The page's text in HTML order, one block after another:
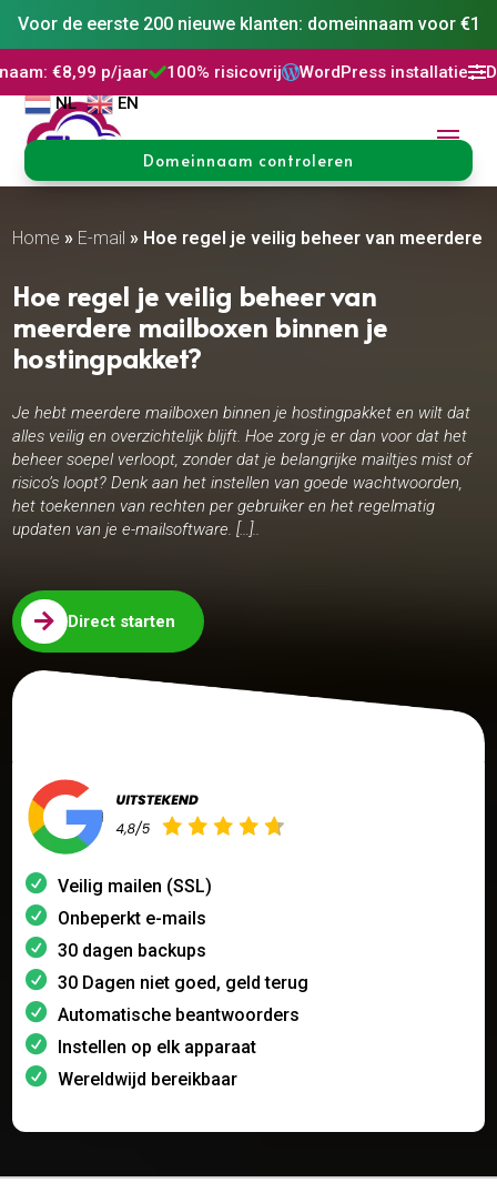
Voor de eerste 200 nieuwe klanten: domeinnaam voor €1
100% risicovrijWordPress installatieDNS Beheer30
NL
EN
Domeinnaam controleren
Home » E-mail » Hoe regel je veilig beheer van meerdere
Hoe regel je veilig beheer van
meerdere mailboxen binnen je
hostingpakket?
Je hebt meerdere mailboxen binnen je hostingpakket en wilt dat
alles veilig en overzichtelijk blijft. Hoe zorg je er dan voor dat het
beheer soepel verloopt, zonder dat je belangrijke mailtjes mist of
risico’s loopt? Denk aan het instellen van goede wachtwoorden,
het toekennen van rechten per gebruiker en het regelmatig
updaten van je e-mailsoftware. […]..
 Direct starten
Veilig mailen (SSL)
Onbeperkt e-mails
30 dagen backups
30 Dagen niet goed, geld terug
Automatische beantwoorders
Instellen op elk apparaat
Wereldwijd bereikbaar